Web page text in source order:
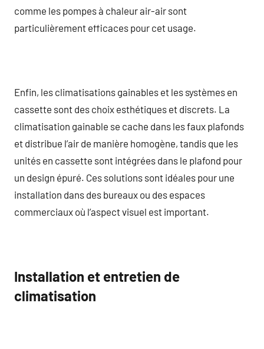
comme les pompes à chaleur air-air sont
particulièrement efficaces pour cet usage.
Enfin, les climatisations gainables et les systèmes en
cassette sont des choix esthétiques et discrets. La
climatisation gainable se cache dans les faux plafonds
et distribue l’air de manière homogène, tandis que les
unités en cassette sont intégrées dans le plafond pour
un design épuré. Ces solutions sont idéales pour une
installation dans des bureaux ou des espaces
commerciaux où l’aspect visuel est important.
Installation et entretien de
climatisation